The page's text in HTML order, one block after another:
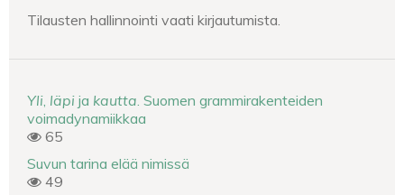
Tilausten hallinnointi vaati kirjautumista.
Yli läpi ja kautta . Suomen grammirakenteiden
voimadynamiikkaa
65
Suvun tarina elää nimissä
49